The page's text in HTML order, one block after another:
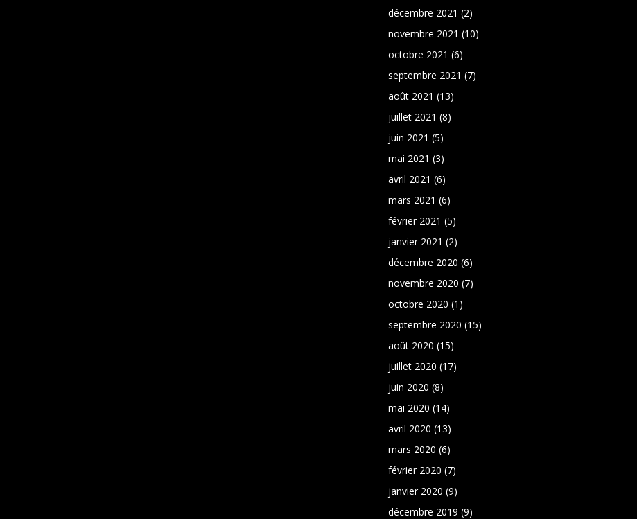
décembre 2021 (2)
novembre 2021 (10)
octobre 2021 (6)
septembre 2021 (7)
août 2021 (13)
juillet 2021 (8)
juin 2021 (5)
mai 2021 (3)
avril 2021 (6)
mars 2021 (6)
février 2021 (5)
janvier 2021 (2)
décembre 2020 (6)
novembre 2020 (7)
octobre 2020 (1)
septembre 2020 (15)
août 2020 (15)
juillet 2020 (17)
juin 2020 (8)
mai 2020 (14)
avril 2020 (13)
mars 2020 (6)
février 2020 (7)
janvier 2020 (9)
décembre 2019 (9)